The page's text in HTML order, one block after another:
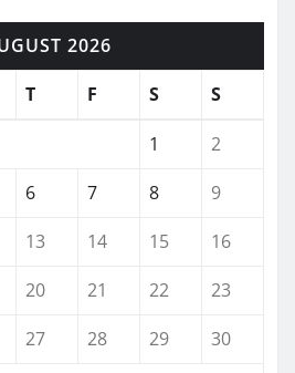
2026
T F S S
1
2
6 7 8
9
13 14 15
16
20 21 22
23
27 28 29
30